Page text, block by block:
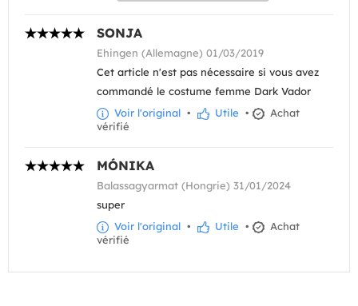
SONJA
Ehingen (Allemagne) 01/03/2019
Cet article n'est pas nécessaire si vous avez
commandé le costume femme Dark Vador
Voir l'original • Utile •
Achat
vérifié
MÓNIKA
Balassagyarmat (Hongrie) 31/01/2024
super
Voir l'original • Utile •
Achat
vérifié